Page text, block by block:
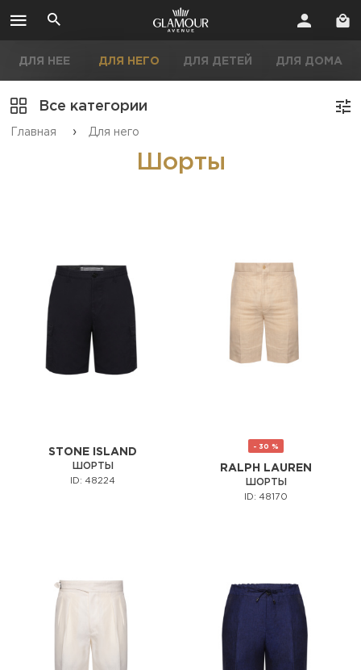
ДЛЯ НЕЕ ДЛЯ НЕГО ДЛЯ ДЕТЕЙ ДЛЯ ДОМА
Все категории
Главная › Для него
Шорты
STONE ISLAND
ШОРТЫ
ID: 48224
- 30 %
RALPH LAUREN
ШОРТЫ
ID: 48170